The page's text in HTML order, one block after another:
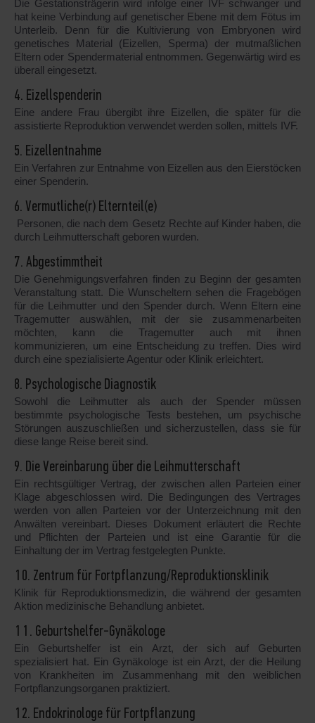
Die Gestationsträgerin wird infolge einer IVF schwanger und
hat keine Verbindung auf genetischer Ebene mit dem Fötus im
Unterleib. Denn für die Kultivierung von Embryonen wird
genetisches Material (Eizellen, Sperma) der mutmaßlichen
Eltern oder Spendermaterial entnommen. Gegenwärtig wird es
überall eingesetzt.
4. Eizellspenderin
Eine andere Frau übergibt ihre Eizellen, die später für die
assistierte Reproduktion verwendet werden sollen, mittels IVF.
5. Eizellentnahme
Ein Verfahren zur Entnahme von Eizellen aus den Eierstöcken
einer Spenderin.
6. Vermutliche(r) Elternteil(e)
Personen, die nach dem Gesetz Rechte auf Kinder haben, die
durch Leihmutterschaft geboren wurden.
7. Abgestimmtheit
Die Genehmigungsverfahren finden zu Beginn der gesamten
Veranstaltung statt. Die Wunscheltern sehen die Fragebögen
für die Leihmutter und den Spender durch. Wenn Eltern eine
Tragemutter auswählen, mit der sie zusammenarbeiten
möchten, kann die Tragemutter auch mit ihnen
kommunizieren, um eine Entscheidung zu treffen. Dies wird
durch eine spezialisierte Agentur oder Klinik erleichtert.
8. Psychologische Diagnostik
Sowohl die Leihmutter als auch der Spender müssen
bestimmte psychologische Tests bestehen, um psychische
Störungen auszuschließen und sicherzustellen, dass sie für
diese lange Reise bereit sind.
9. Die Vereinbarung über die Leihmutterschaft
Ein rechtsgültiger Vertrag, der zwischen allen Parteien einer
Klage abgeschlossen wird. Die Bedingungen des Vertrages
werden von allen Parteien vor der Unterzeichnung mit den
Anwälten vereinbart. Dieses Dokument erläutert die Rechte
und Pflichten der Parteien und ist eine Garantie für die
Einhaltung der im Vertrag festgelegten Punkte.
10. Zentrum für Fortpflanzung/Reproduktionsklinik
Klinik für Reproduktionsmedizin, die während der gesamten
Aktion medizinische Behandlung anbietet.
11. Geburtshelfer-Gynäkologe
Ein Geburtshelfer ist ein Arzt, der sich auf Geburten
spezialisiert hat. Ein Gynäkologe ist ein Arzt, der die Heilung
von Krankheiten im Zusammenhang mit den weiblichen
Fortpflanzungsorganen praktiziert.
12. Endokrinologe für Fortpflanzung